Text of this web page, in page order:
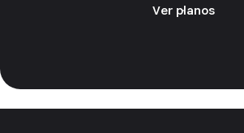
Ver planos